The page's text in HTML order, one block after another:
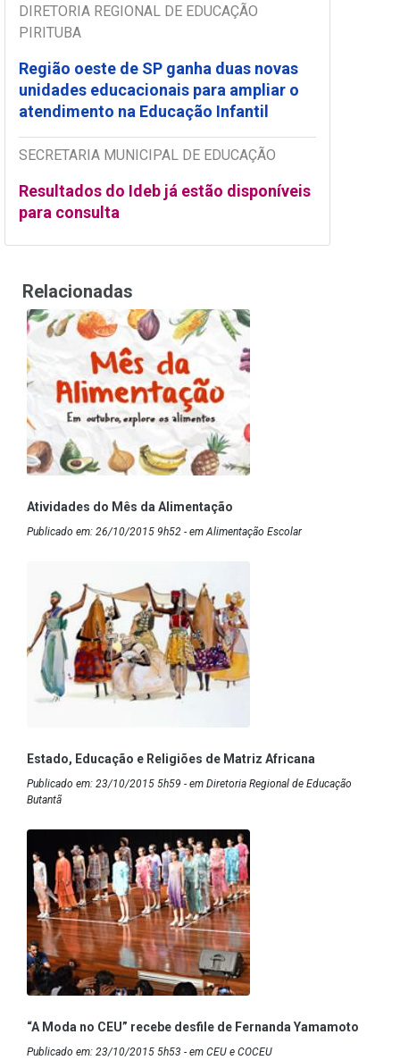
DIRETORIA REGIONAL DE EDUCAÇÃO
PIRITUBA
Região oeste de SP ganha duas novas
unidades educacionais para ampliar o
atendimento na Educação Infantil
SECRETARIA MUNICIPAL DE EDUCAÇÃO
Resultados do Ideb já estão disponíveis
para consulta
Relacionadas
Atividades do Mês da Alimentação
Publicado em: 26/10/2015 9h52 - em Alimentação Escolar
Estado, Educação e Religiões de Matriz Africana
Publicado em: 23/10/2015 5h59 - em Diretoria Regional de Educação
Butantã
“A Moda no CEU” recebe desfile de Fernanda Yamamoto
Publicado em: 23/10/2015 5h53 - em CEU e COCEU